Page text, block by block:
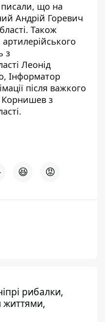
що на
Андрій Горевич
. Також
артилерійського
з
Леонід
Інформатор
після важкого
Корнишев з
😆 😡
рибалки,